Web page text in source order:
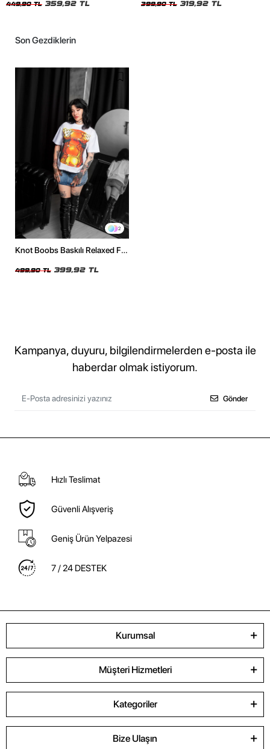
449,90 TL 359,92 TL 399,90 TL 319,92 TL
Son Gezdiklerin
2
Knot Boobs Baskılı Relaxed Fit
499,90 TL 399,92 TL
Kampanya, duyuru, bilgilendirmelerden e-posta ile
haberdar olmak istiyorum.
Gönder
Hızlı Teslimat
Güvenli Alışveriş
Geniş Ürün Yelpazesi
7 / 24 DESTEK
Kurumsal
Müşteri Hizmetleri
Kategoriler
Bize Ulaşın